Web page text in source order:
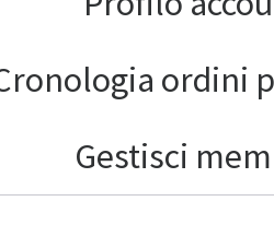
ordini
Gestisci